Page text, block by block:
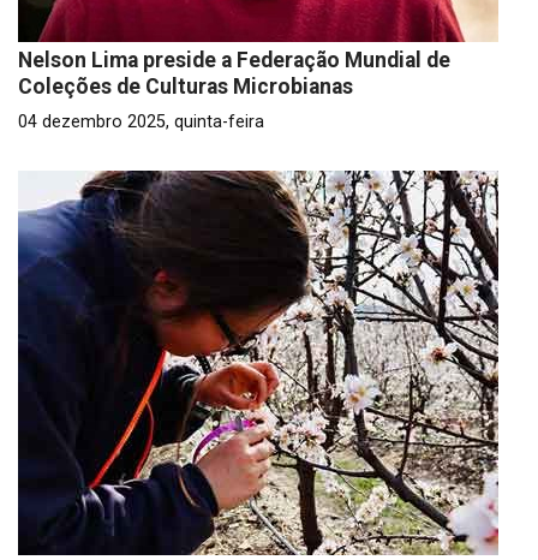
Nelson Lima preside a Federação Mundial de
Coleções de Culturas Microbianas
04 dezembro 2025, quinta-feira